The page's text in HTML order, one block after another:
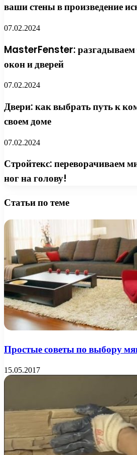
ваши стены в произведение
07.02.2024
MasterFenster:
окон и дверей
07.02.2024
Двери: как выбрать путь к
своем доме
07.02.2024
Стройтекс: переворачиваем
ног на голову!
Статьи по теме
Простые советы по выбору
15.05.2017